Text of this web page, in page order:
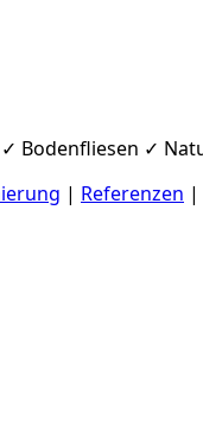
Bodenfliesen ✓
| Referenzen |